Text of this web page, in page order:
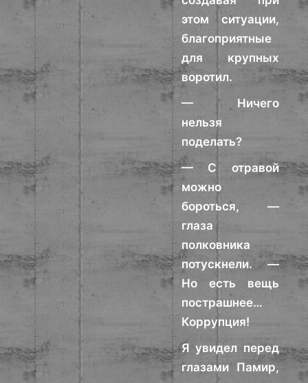
этом ситуации,
благоприятные
для крупных
воротил.
— Ничего
нельзя
поделать?
— С отравой
можно
бороться, —
глаза
полковника
потускнели. —
Но есть вещь
пострашнее…
Коррупция!
Я увидел перед
глазами Памир,